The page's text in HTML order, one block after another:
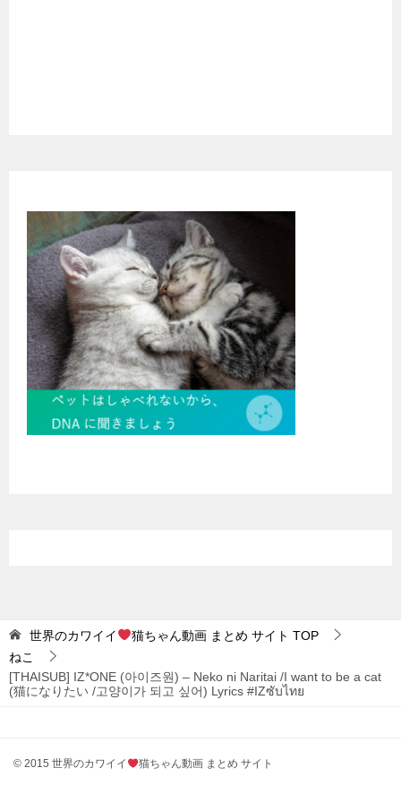
世界のカワイイ 猫ちゃん動画 まとめ サイト TOP
ねこ
[THAISUB] IZ*ONE (아이즈원) – Neko ni Naritai /I want to be a cat
(猫になりたい /고양이가 되고 싶어) Lyrics #IZซับไทย
© 2015 世界のカワイイ 猫ちゃん動画 まとめ サイト